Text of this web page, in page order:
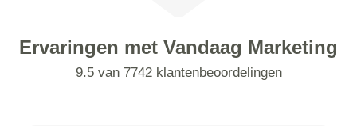
Ervaringen met Vandaag Marketing
9.5 van 7742 klantenbeoordelingen